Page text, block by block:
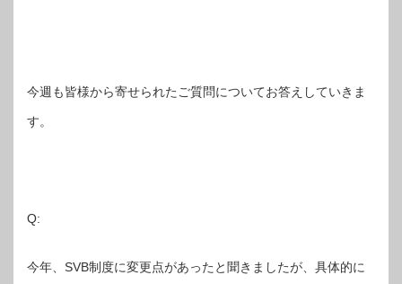
今週も皆様から寄せられたご質問についてお答えしていきま
す。
Q:
今年、SVB制度に変更点があったと聞きましたが、具体的に